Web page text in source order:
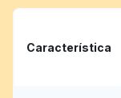
Característica